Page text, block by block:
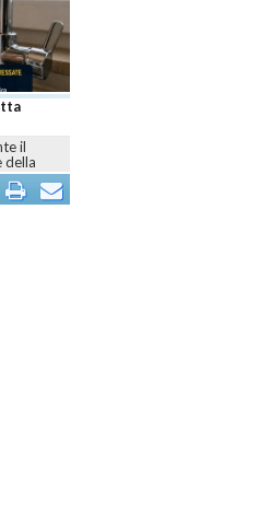
il
della